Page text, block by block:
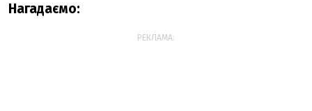
Нагадаємо:
РЕКЛАМА: